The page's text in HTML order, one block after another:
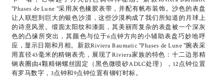
"Phases de Lune "采用灰色橡胶表带，并配有帆布装饰。沙色的表盘
让人联想到巨大的银色沙漠，这些沙漠构成了我们所知道的月球上
的诗意风景。缎面太阳纹和漆面，其美丽而复杂的表盘被一个深灰
色的凸缘所突出，其颜色与位于6点钟方向的小辅助表盘巧妙地呼
应，显示日期和月相。新款Riviera Baumatic "Phases de Lune "腕表采
用直径43毫米的精钢表壳，展现了Riviera家族的特色：十二边形精
钢表圈由4颗精钢螺丝固定（黑色微喷砂ADLC处理），12点钟位置
有罗马数字，3点钟和9点钟位置有铆钉时标。